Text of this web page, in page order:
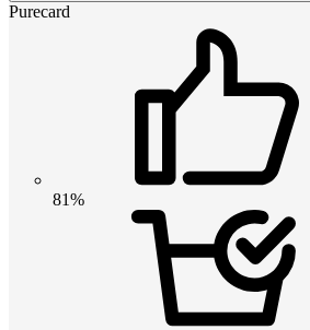
Purecard
81%